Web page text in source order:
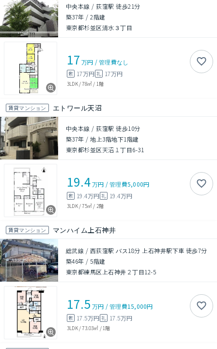
中央本線 / 荻窪駅 徒歩21分
築37年 /2階建
東京都杉並区清水３丁目
17 万円 /管理費なし
敷 17万円 礼 17万円
3LDK/78㎡ / 1階
賃貸マンション エトワール天沼
中央本線 / 荻窪駅 徒歩10分
築37年 /地上3階地下1階建
東京都杉並区天沼１丁目6-31
19.4万円 /管理費5,000円
敷 19.4万円 礼 19.4万円
3LDK/75㎡ / 2階
賃貸マンション マンハイム上石神井
総武線 / 西荻窪駅 バス18分 上石神井駅下車 徒歩7分
築46年 /5階建
東京都練馬区上石神井２丁目12-5
17.5 万円 /管理費15,000円
敷 17.5万円 礼 17.5万円
3LDK/73.03㎡ / 1階